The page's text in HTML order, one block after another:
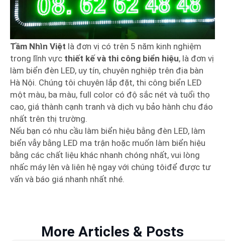
Tầm Nhìn Việt là đơn vị có trên 5 năm kinh nghiệm
trong lĩnh vực thiết kế và thi công biển hiệu, là đơn vị
làm biển đèn LED, uy tín, chuyên nghiệp trên địa bàn
Hà Nội. Chúng tôi chuyên lắp đặt, thi công biển LED
một màu, ba màu, full color có độ sắc nét và tuổi thọ
cao, giá thành cạnh tranh và dịch vụ bảo hành chu đáo
nhất trên thị trường.
Nếu bạn có nhu cầu làm biển hiệu bằng đèn LED, làm
biển vẫy bằng LED ma trận hoặc muốn làm biển hiệu
bằng các chất liệu khác nhanh chóng nhất, vui lòng
nhấc máy lên và liên hệ ngay với chúng tôiđể được tư
vấn và báo giá nhanh nhất nhé.
More Articles & Posts